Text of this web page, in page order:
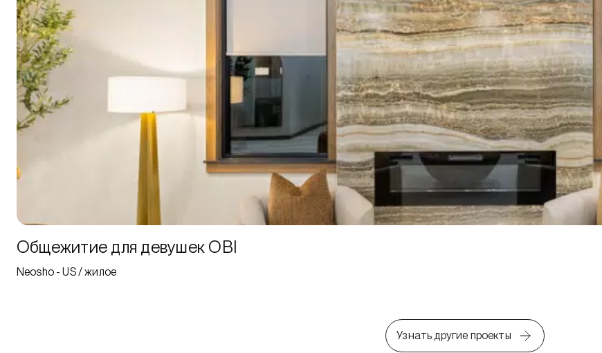
Общежитие для девушек OBI
Neosho - US / жилое
Узнать другие проекты